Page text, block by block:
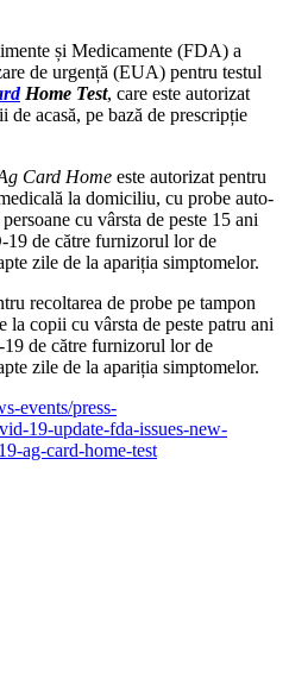
și Medicamente (FDA) a
de urgență (EUA) pentru testul
Home Test, care este autorizat
acasă, pe bază de prescripție
Card Home este autorizat pentru
la domiciliu, cu probe auto-
cu vârsta de peste 15 ani
19 de către furnizorul lor de
zile de la apariția simptomelor.
recoltarea de probe pe tampon
la copii cu vârsta de peste patru ani
de către furnizorul lor de
zile de la apariția simptomelor.
events/press-
19-update-fda-issues-new-
ag-card-home-test